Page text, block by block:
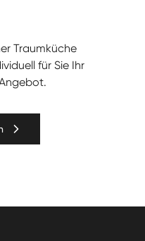
Traumküche
für Sie Ihr